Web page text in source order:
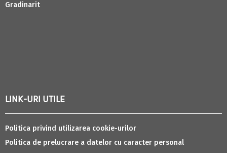
Gradinarit
LINK-URI UTILE
Politica privind utilizarea cookie-urilor
Politica de prelucrare a datelor cu caracter personal